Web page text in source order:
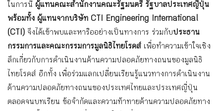
ในการนี้ ผู้แทนคณะสำนักงานคณะรัฐมนตรี รัฐบาลประเทศญี่ปุ่น
พร้อมทั้ง ผู้แทนจากบริษัท CTI Engineering International
(CTI) จึงได้เข้าพบและหารืออย่างเป็นทางการ ร่วมกับประธาน
กรรมการและคณะกรรมการมูลนิธิไทยโรดส์ เพื่อทำความเข้าใจเชิง
ลึกเกี่ยวกับการดำเนินงานด้านความปลอดภัยทางถนนของมูลนิธิ
ไทยโรดส์ อีกทั้ง เพื่อร่วมแลกเปลี่ยนเรียนรู้แนวทางการดำเนินงาน
ด้านความปลอดภัยทางถนนของประเทศไทยและประเทศญี่ปุ่น
ตลอดจนบทเรียน ข้อจำกัดและความท้าทายด้านความปลอดภัยทาง